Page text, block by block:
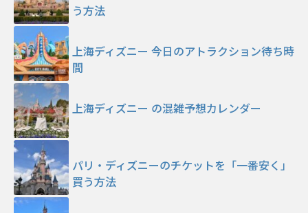
う方法
上海ディズニー 今日のアトラクション待ち時
間
上海ディズニー の混雑予想カレンダー
パリ・ディズニーのチケットを「一番安く」
買う方法